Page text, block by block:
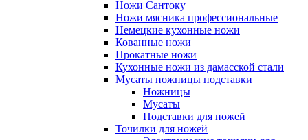
Ножи Сантоку
Ножи мясника профессиональные
Немецкие кухонные ножи
Кованные ножи
Прокатные ножи
Кухонные ножи из дамасской стали
Мусаты ножницы подставки
Ножницы
Мусаты
Подставки для ножей
Точилки для ножей